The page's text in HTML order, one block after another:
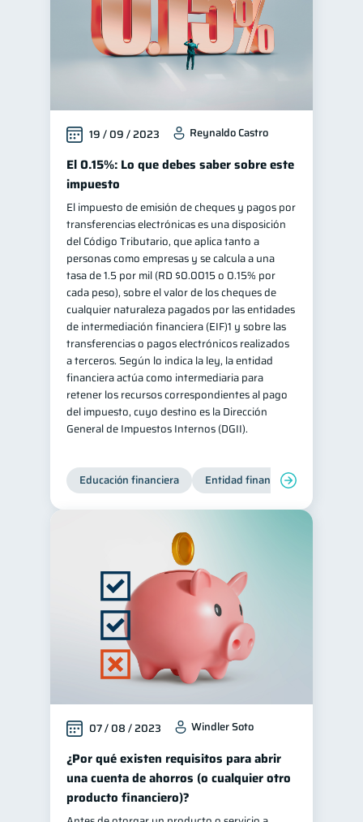
19 / 09 / 2023 Reynaldo Castro
El 0.15%: Lo que debes saber sobre este
impuesto
El impuesto de emisión de cheques y pagos por
transferencias electrónicas es una disposición
del Código Tributario, que aplica tanto a
personas como empresas y se calcula a una
tasa de 1.5 por mil (RD $0.0015 o 0.15% por
cada peso), sobre el valor de los cheques de
cualquier naturaleza pagados por las entidades
de intermediación financiera (EIF)1 y sobre las
transferencias o pagos electrónicos realizados
a terceros. Según lo indica la ley, la entidad
financiera actúa como intermediaria para
retener los recursos correspondientes al pago
del impuesto, cuyo destino es la Dirección
General de Impuestos Internos (DGII).
Educación financiera Entidad financiera
07 / 08 / 2023 Windler Soto
¿Por qué existen requisitos para abrir
una cuenta de ahorros (o cualquier otro
producto financiero)?